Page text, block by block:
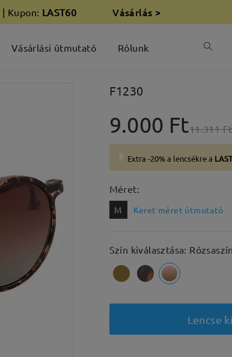
| Kupon: LAST60 Vásárlás >
Vásárlási útmutató Rólunk
F1230
9.000 Ft11.311 Ft
Extra -20% a lencsékre a
Méret:
M Keret méret útmutató
Szín kiválasztása:
Lencse